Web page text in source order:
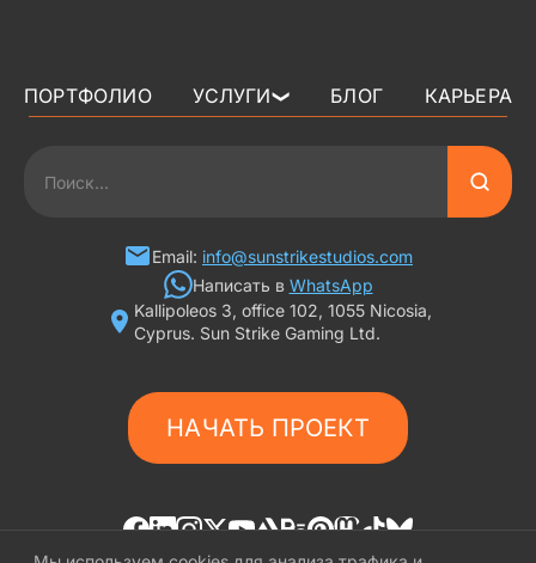
ПОРТФОЛИО УСЛУГИ ❯ БЛОГ
КАРЬЕРА
ГРАФИКА ДЛЯ СЛОТОВ
3D ПЕРСОНАЖИ
ИГРОВАЯ РЕКЛАМА
ИГРОВОЙ АРТ С ИИ
НАЧАТЬ ПРОЕКТ
Email: info@sunstrikestudios.com
Написать в WhatsApp
Kallipoleos 3, office 102, 1055 Nicosia,
Cyprus. Sun Strike Gaming Ltd.